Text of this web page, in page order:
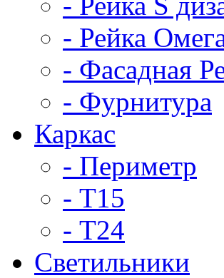
- Рейка
- Фасадная
- Фурнитура
Каркас
- Периметр
- Т15
- Т24
Светильники